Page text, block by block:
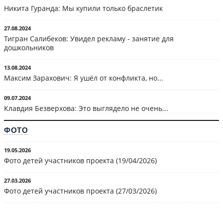
Никита Гуранда: Мы купили только браслетик
27.08.2024
Тигран Салибеков: Увидел рекламу - занятие для
дошкольников
13.08.2024
Максим Зарахович: Я ушёл от конфликта, но...
09.07.2024
Клавдия Безверхова: Это выглядело не очень...
ФОТО
19.05.2026
Фото детей участников проекта (19/04/2026)
27.03.2026
Фото детей участников проекта (27/03/2026)